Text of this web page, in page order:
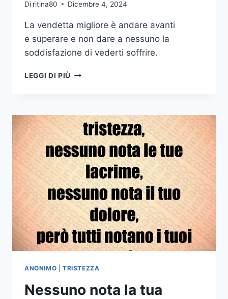
Di ritina80 Dicembre 4, 2024
La vendetta migliore è andare avanti
e superare e non dare a nessuno la
soddisfazione di vederti soffrire.
LEGGI DI PIÙ LA
ANDARE
AVANTI
SUPERARE
E
DARE
A
NESSUNO
LA
SODDISFAZIONE
DI
VEDERTI
ANONIMO TRISTEZZA
Nessuno nota la tua